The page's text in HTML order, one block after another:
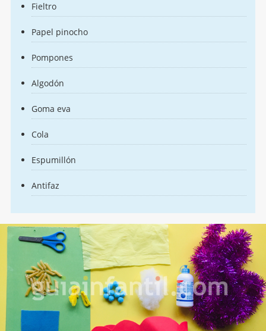
Fieltro
Papel pinocho
Pompones
Algodón
Goma eva
Cola
Espumillón
Antifaz